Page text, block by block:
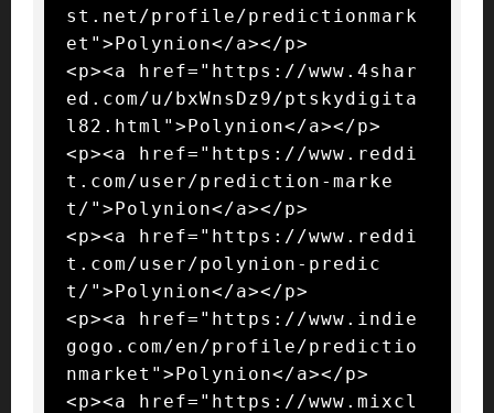
st.net/profile/predictionmark
et">Polynion</a></p>
<p><a href="https://www.4shar
ed.com/u/bxWnsDz9/ptskydigita
l82.html">Polynion</a></p>
<p><a href="https://www.reddi
t.com/user/prediction-marke
t/">Polynion</a></p>
<p><a href="https://www.reddi
t.com/user/polynion-predic
t/">Polynion</a></p>
<p><a href="https://www.indie
gogo.com/en/profile/predictio
nmarket">Polynion</a></p>
<p><a href="https://www.mixcl